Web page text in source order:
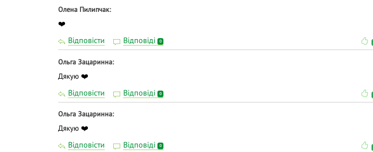
Олена Пилипчак
❤️
Відповісти Відповіді 0
Ольга Зацаринна
Дякую ❤️
Відповісти Відповіді 0
Ольга Зацаринна
Дякую ❤️
Відповісти Відповіді 0